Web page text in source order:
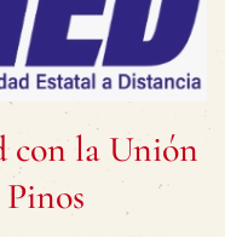
con la Unión